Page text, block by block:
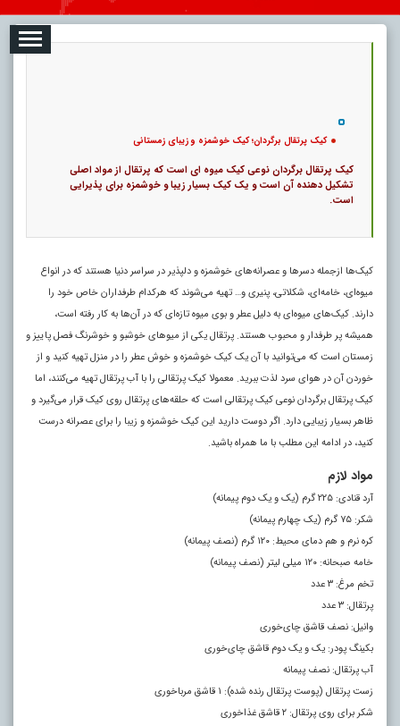
کیک پرتقال برگردان؛ کیک خوشمزه و زیبای زمستانی
کیک پرتقال برگردان نوعی کیک میوه ای است که پرتقال از مواد اصلی
تشکیل دهنده آن است و یک کیک بسیار زیبا و خوشمزه برای پذیرایی
است.
کیک‌ها ازجمله دسر‌ها و عصرانه‌های خوشمزه و دلپذیر در سراسر دنیا هستند که در انواع
میوه‌ای، خامه‌ای، شکلاتی، پنیری و… تهیه می‌شوند که هرکدام طرفداران خاص خود را
دارند. کیک‌های میوه‌ای به دلیل عطر و بوی میوه تازه‌ای که در آن‌ها به کار رفته است،
همیشه پر طرفدار و محبوب هستند. پرتقال یکی از میو‌های خوشبو و خوشرنگ فصل پاییز و
زمستان است که می‌توانید با آن یک کیک خوشمزه و خوش عطر را در منزل تهیه کنید و از
خوردن آن در هوای سرد لذت ببرید. معمولا کیک پرتقالی را با آب پرتقال تهیه می‌کنند، اما
کیک پرتقال برگردان نوعی کیک پرتقالی است که حلقه‌های پرتقال روی کیک قرار می‌گیرد و
ظاهر بسیار زیبایی دارد. اگر دوست دارید این کیک خوشمزه و زیبا را برای عصرانه درست
کنید، در ادامه این مطلب با ما همراه باشید.
مواد لازم
آرد قنادی: ۲۲۵ گرم (یک و یک دوم پیمانه)
شکر: ۷۵ گرم (یک چهارم پیمانه)
کره نرم و هم دمای محیط: ۱۲۰ گرم (نصف پیمانه)
خامه صبحانه: ۱۲۰ میلی لیتر (نصف پیمانه)
تخم مرغ: ۳ عدد
پرتقال: ۳ عدد
وانیل: نصف قاشق چای‌خوری
بکینگ پودر: یک و یک دوم قاشق چای‌خوری
آب پرتقال: نصف پیمانه
زست پرتقال (پوست پرتقال رنده شده): ۱ قاشق مرباخوری
شکر برای روی پرتقال: ۲ قاشق غذاخوری